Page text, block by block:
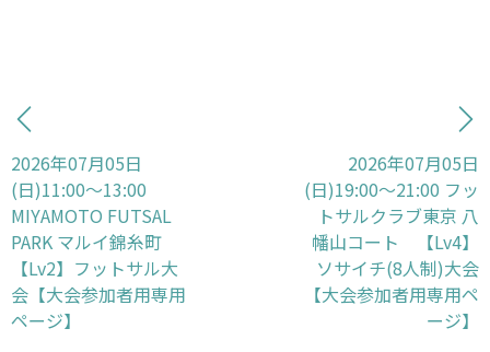
2026年07月05日
(日)11:00〜13:00
MIYAMOTO FUTSAL
PARK マルイ錦糸町
【Lv2】フットサル大
会【大会参加者用専用
ページ】
2026年07月05日
(日)19:00〜21:00 フッ
トサルクラブ東京 八
幡山コート 【Lv4】
ソサイチ(8人制)大会
【大会参加者用専用ペ
ージ】